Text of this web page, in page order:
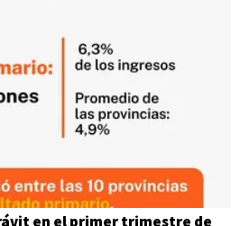
en el primer trimestre de